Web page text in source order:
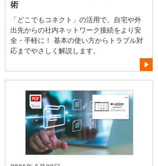
術
「どこでもコネクト」の活用で、自宅や外
出先からの社内ネットワーク接続をより安
全・手軽に！ 基本の使い方からトラブル対
応までやさしく解説します。